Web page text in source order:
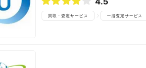
買取・査定サービス 一括査定サービス